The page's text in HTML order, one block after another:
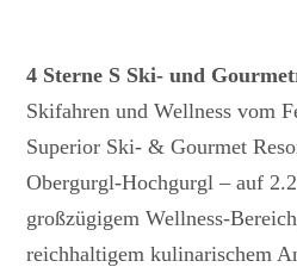
4 Sterne S Ski- und
Skifahren und Wellness vom
Superior Ski- & Gourmet
Obergurgl-Hochgurgl – auf
großzügigem Wellness-
reichhaltigem kulinarischem